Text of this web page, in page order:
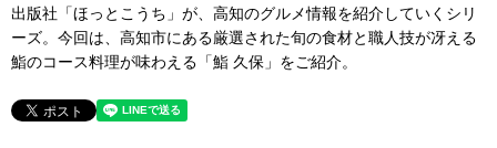
出版社「ほっとこうち」が、高知のグルメ情報を紹介していくシリ
ーズ。今回は、高知市にある厳選された旬の食材と職人技が冴える
鮨のコース料理が味わえる「鮨 久保」をご紹介。